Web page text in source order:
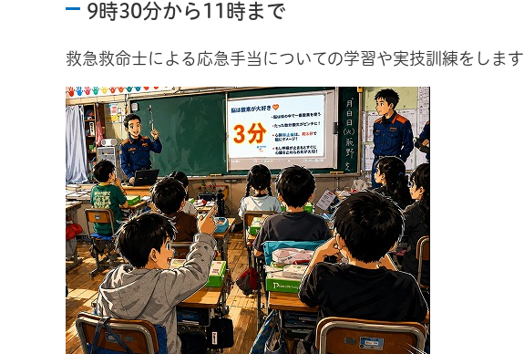
9時30分から11時まで
救急救命士による応急手当についての学習や実技訓練をします